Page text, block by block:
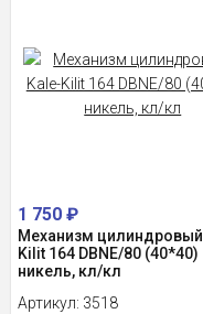
1 750 ₽
Механизм
Kilit 164 DBNE/80 (40*40)
никель, кл/кл
Артикул: 3518